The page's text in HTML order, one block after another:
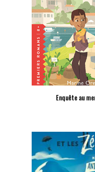
Enquête au